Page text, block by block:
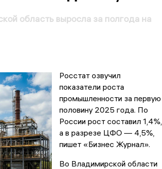
область выросла за полгода на
Росстат озвучил
показатели роста
промышленности за первую
половину 2025 года. По
России рост составил 1,4%,
а в разрезе ЦФО — 4,5%,
пишет «Бизнес Журнал».
Во Владимирской области